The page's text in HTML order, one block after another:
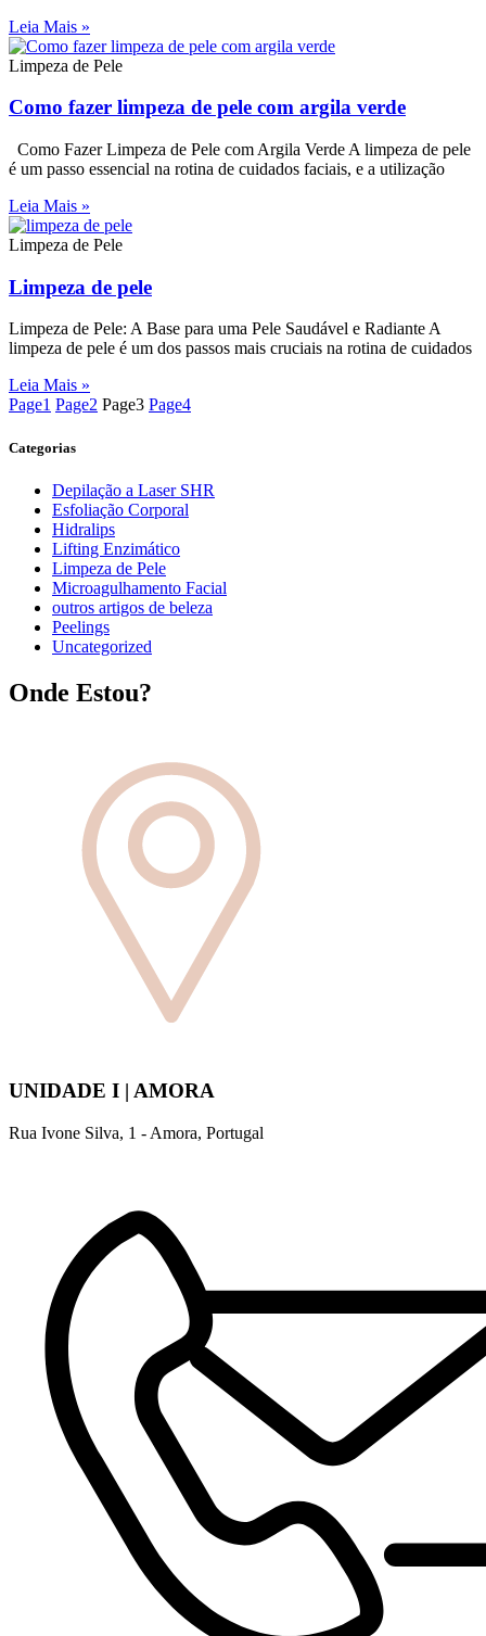
Leia Mais »
Limpeza de Pele
Como fazer limpeza de pele com argila verde
Como Fazer Limpeza de Pele com Argila Verde A limpeza de pele
é um passo essencial na rotina de cuidados faciais, e a utilização
Leia Mais »
Limpeza de Pele
Limpeza de pele
Limpeza de Pele: A Base para uma Pele Saudável e Radiante A
limpeza de pele é um dos passos mais cruciais na rotina de cuidados
Leia Mais »
Page1 Page2 Page3 Page4
Categorias
Depilação a Laser SHR
Esfoliação Corporal
Hidralips
Lifting Enzimático
Limpeza de Pele
Microagulhamento Facial
outros artigos de beleza
Peelings
Uncategorized
Onde Estou?
UNIDADE I | AMORA
Rua Ivone Silva, 1 - Amora, Portugal